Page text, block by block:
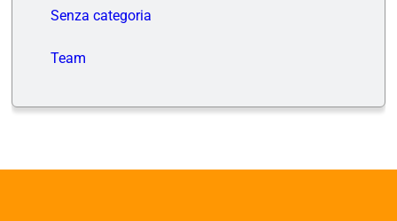
Senza categoria
Team